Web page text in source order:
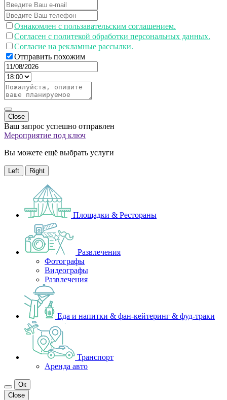
Ознакомлен с пользавательским соглашением.
Согласен с политекой обработки персональных данных.
Согласие на рекламные рассылки.
Отправить похожим
Close
Ваш запрос успешно отправлен
Мероприятие под ключ
Вы можете ещё выбрать услуги
Left Right
Площадки & Рестораны
Развлечения
Фотографы
Видеографы
Развлечения
Еда и напитки & фан-кейтеринг & фуд-траки
Транспорт
Аренда авто
Ок
Close